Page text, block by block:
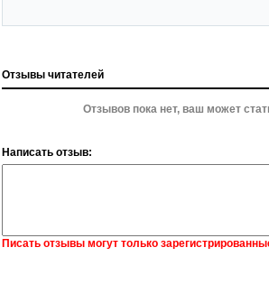
Отзывы читателей
Отзывов пока нет, ваш может
Написать отзыв:
Писать отзывы могут только